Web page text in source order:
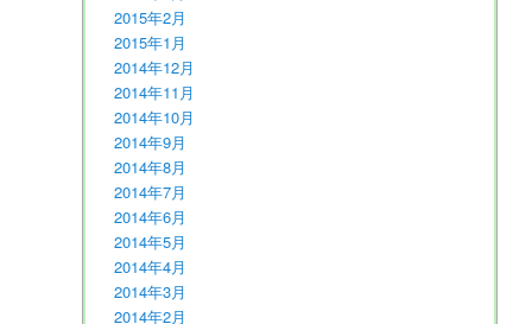
2015年2月
2015年1月
2014年12月
2014年11月
2014年10月
2014年9月
2014年8月
2014年7月
2014年6月
2014年5月
2014年4月
2014年3月
2014年2月